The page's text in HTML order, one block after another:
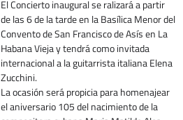
El Concierto inaugural se ralizará a partir
de las 6 de la tarde en la Basílica Menor del
Convento de San Francisco de Asís en La
Habana Vieja y tendrá como invitada
internacional a la guitarrista italiana Elena
Zucchini.
La ocasión será propicia para homenajear
el aniversario 105 del nacimiento de la